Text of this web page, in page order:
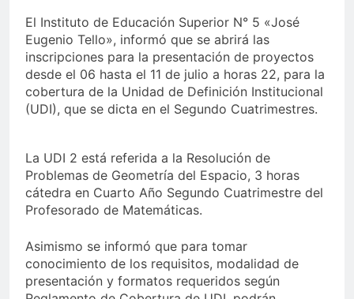
El Instituto de Educación Superior N° 5 «José
Eugenio Tello», informó que se abrirá las
inscripciones para la presentación de proyectos
desde el 06 hasta el 11 de julio a horas 22, para la
cobertura de la Unidad de Definición Institucional
(UDI), que se dicta en el Segundo Cuatrimestres.
La UDI 2 está referida a la Resolución de
Problemas de Geometría del Espacio, 3 horas
cátedra en Cuarto Año Segundo Cuatrimestre del
Profesorado de Matemáticas.
Asimismo se informó que para tomar
conocimiento de los requisitos, modalidad de
presentación y formatos requeridos según